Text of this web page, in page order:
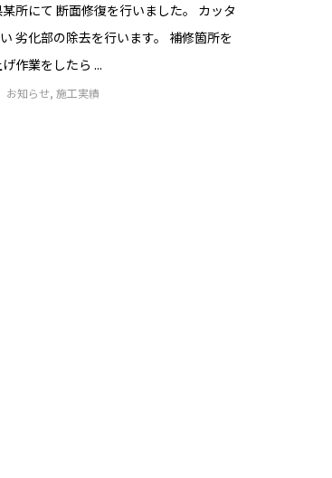
所にて 断面修復を行いました。 カッタ
劣化部の除去を行います。 補修箇所を
作業をしたら ...
お知らせ, 施工実績